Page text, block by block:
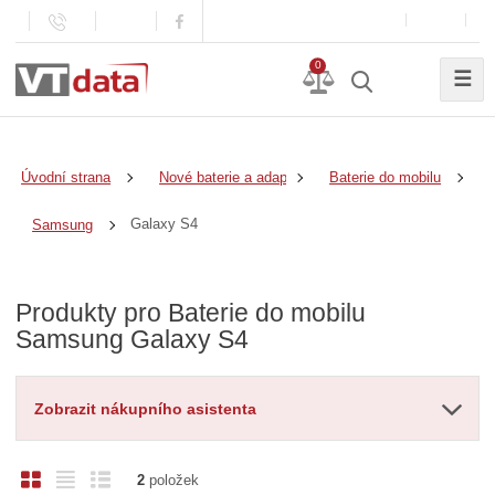
0
☰
Úvodní strana Nové baterie a adaptéry Baterie do mobilu
Samsung Galaxy S4
Produkty pro Baterie do mobilu
Samsung Galaxy S4
Zobrazit nákupního asistenta
O
Ř
2položek